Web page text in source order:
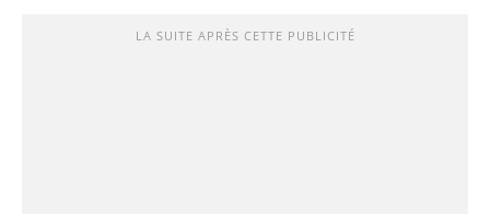
LA SUITE APRÈS CETTE PUBLICITÉ